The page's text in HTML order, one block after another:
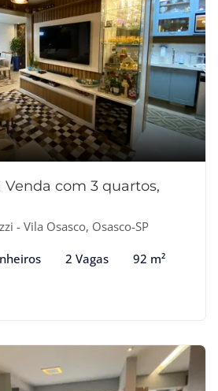
com 3 quartos,
- Vila Osasco, Osasco-SP
2 Vagas 92 m²